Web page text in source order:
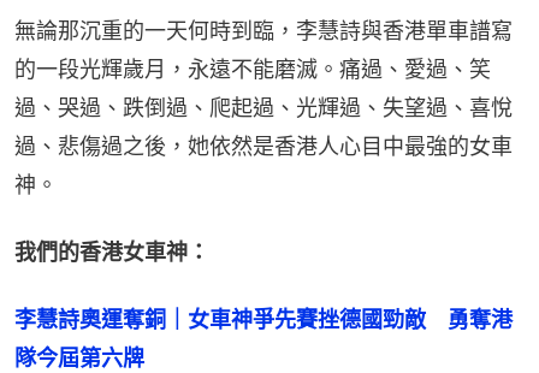
無論那沉重的一天何時到臨，李慧詩與香港單車譜寫
的一段光輝歲月，永遠不能磨滅。痛過、愛過、笑
過、哭過、跌倒過、爬起過、光輝過、失望過、喜悅
過、悲傷過之後，她依然是香港人心目中最強的女車
神。
我們的香港女車神：
李慧詩奧運奪銅｜女車神爭先賽挫德國勁敵　勇奪港
隊今屆第六牌